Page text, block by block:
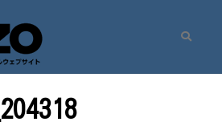
憲三 Official Site